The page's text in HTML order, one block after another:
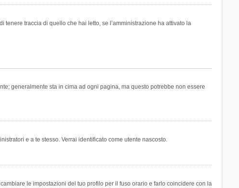
traccia di quello che hai letto, se l’amministrazione ha attivato la
generalmente sta in cima ad ogni pagina, ma questo potrebbe non essere
e a te stesso. Verrai identificato come utente nascosto.
le impostazioni del tuo profilo per il fuso orario e farlo coincidere con la